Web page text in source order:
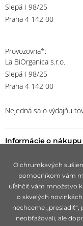
Slepá I 98/25
Praha 4 142 00
Provozovna*:
La BiOrganica s.r.o.
Slepá I 98/25
Praha 4 142 00
Nejedná sa o výdajňu
Informácie o nákupu
Nájsť predajcu
Ostaňte s nami v
O chrumkavých
pomocníkom vám
uľahčiť vám množstvo
o skvelých
nechceme
neobťažovali, ale